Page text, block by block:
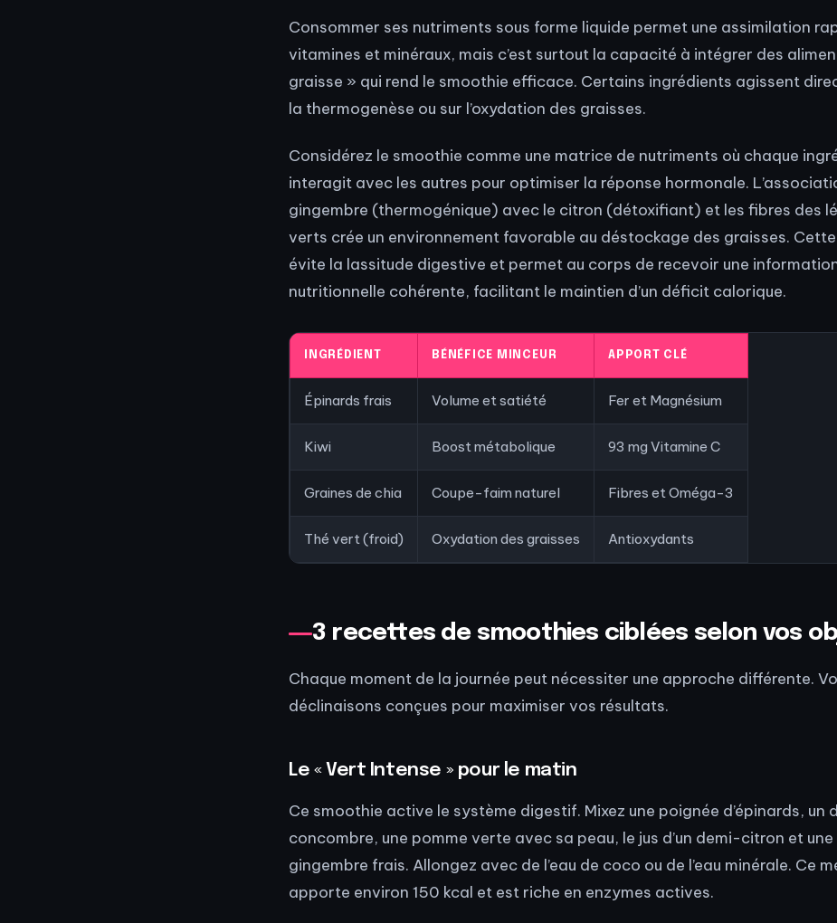
Consommer ses nutriments sous forme liquide permet une assimilation
vitamines et minéraux, mais c’est surtout la capacité à intégrer des
graisse » qui rend le smoothie efficace. Certains ingrédients agissent
la thermogenèse ou sur l’oxydation des graisses.
Considérez le smoothie comme une matrice de nutriments où chaque
interagit avec les autres pour optimiser la réponse hormonale.
gingembre (thermogénique) avec le citron (détoxifiant) et les fibres des
verts crée un environnement favorable au déstockage des graisses.
évite la lassitude digestive et permet au corps de recevoir une
nutritionnelle cohérente, facilitant le maintien d’un déficit calorique.
INGRÉDIENT BÉNÉFICE MINCEUR APPORT CLÉ
Épinards frais Volume et satiété Fer et Magnésium
Kiwi Boost métabolique 93 mg Vitamine C
Graines de chia Coupe-faim naturel Fibres et Oméga-3
Thé vert (froid) Oxydation des graisses Antioxydants
3 recettes de smoothies ciblées selon vos
Chaque moment de la journée peut nécessiter une approche différente.
déclinaisons conçues pour maximiser vos résultats.
Le « Vert Intense » pour le matin
Ce smoothie active le système digestif. Mixez une poignée d’épinards, un
concombre, une pomme verte avec sa peau, le jus d’un demi-citron et
gingembre frais. Allongez avec de l’eau de coco ou de l’eau minérale. Ce
apporte environ 150 kcal et est riche en enzymes actives.